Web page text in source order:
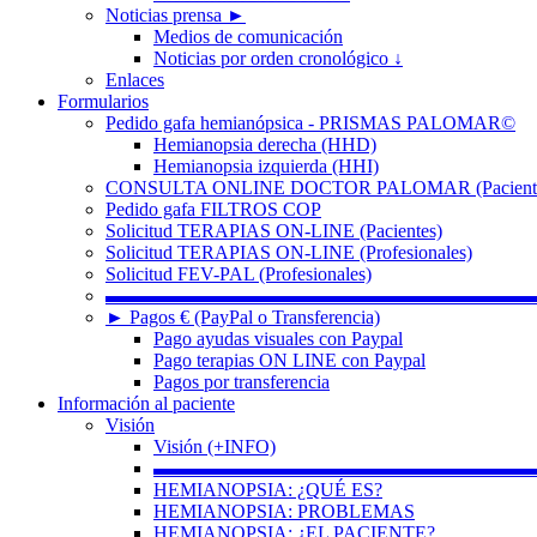
Noticias prensa ►
Medios de comunicación
Noticias por orden cronológico ↓
Enlaces
Formularios
Pedido gafa hemianópsica - PRISMAS PALOMAR©
Hemianopsia derecha (HHD)
Hemianopsia izquierda (HHI)
CONSULTA ONLINE DOCTOR PALOMAR
Pedido gafa FILTROS COP
Solicitud TERAPIAS ON-LINE (Pacientes)
Solicitud TERAPIAS ON-LINE (Profesionales)
Solicitud FEV-PAL (Profesionales)
► Pagos € (PayPal o Transferencia)
Pago ayudas visuales con Paypal
Pago terapias ON LINE con Paypal
Pagos por transferencia
Información al paciente
Visión
Visión (+INFO)
HEMIANOPSIA: ¿QUÉ ES?
HEMIANOPSIA: PROBLEMAS
HEMIANOPSIA: ¿EL PACIENTE?